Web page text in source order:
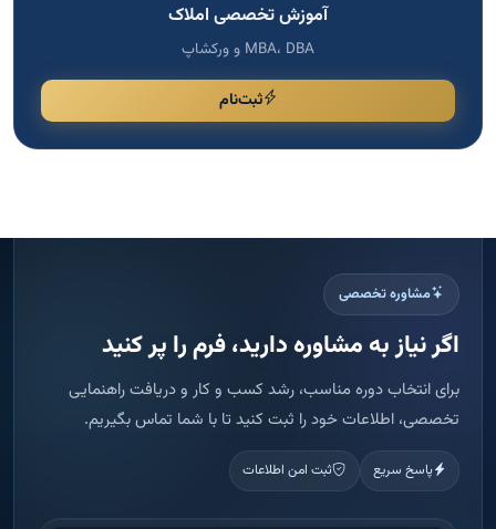
آموزش تخصصی املاک
MBA، DBA و ورکشاپ
ثبت‌نام
مشاوره تخصصی
اگر نیاز به مشاوره دارید، فرم را پر کنید
برای انتخاب دوره مناسب، رشد کسب و کار و دریافت راهنمایی
تخصصی، اطلاعات خود را ثبت کنید تا با شما تماس بگیریم.
پاسخ سریع ثبت امن اطلاعات